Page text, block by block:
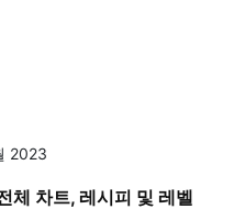
2023
차트, 레시피 및 레벨